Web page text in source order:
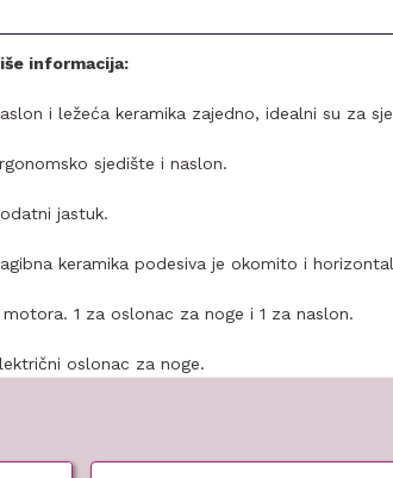
informacija:
i ležeća keramika zajedno, idealni su za
sjedište i naslon.
jastuk.
keramika podesiva je okomito i
motora. 1 za oslonac za noge i 1 za naslon.
oslonac za noge.